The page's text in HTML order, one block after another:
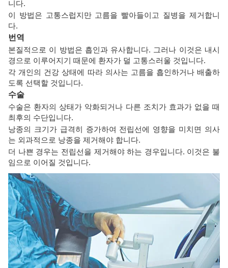
니다.
이 방법은 고통스럽지만 고름을 빨아들이고 질병을 제거합니
다.
번역
본질적으로 이 방법은 흡인과 유사합니다. 그러나 이것은 내시
경으로 이루어지기 때문에 환자가 덜 고통스러울 것입니다.
각 개인의 건강 상태에 따라 의사는 고름을 흡인하거나 배출하
도록 선택할 것입니다.
수술
수술은 환자의 상태가 악화되거나 다른 조치가 효과가 없을 때
최후의 수단입니다.
낭종의 크기가 급격히 증가하여 전립선에 영향을 미치면 의사
는 외과적으로 낭종을 제거해야 합니다.
더 나쁜 경우는 전립선을 제거해야 하는 경우입니다. 이것은 불
임으로 이어질 것입니다.